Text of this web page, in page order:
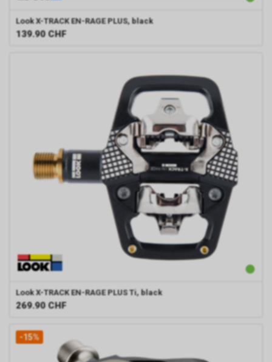
Look X-TRACK EN-RAGE PLUS, black
139.90 CHF
Look X-TRACK EN-RAGE PLUS Ti, black
269.90 CHF
-15%